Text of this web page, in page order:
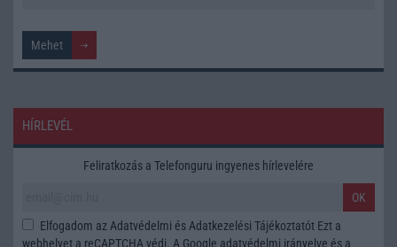
HÍRLEVÉL
Feliratkozás a Telefonguru ingyenes hírlevelére
OK
Elfogadom az Adatvédelmi és Adatkezelési Tájékoztatót Ezt a
webhelyet a reCAPTCHA védi. A Google adatvédelmi irányelve és a